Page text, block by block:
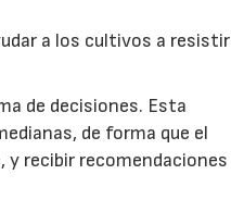
a los cultivos a resistir
de decisiones. Esta
de forma que el
recibir recomendaciones